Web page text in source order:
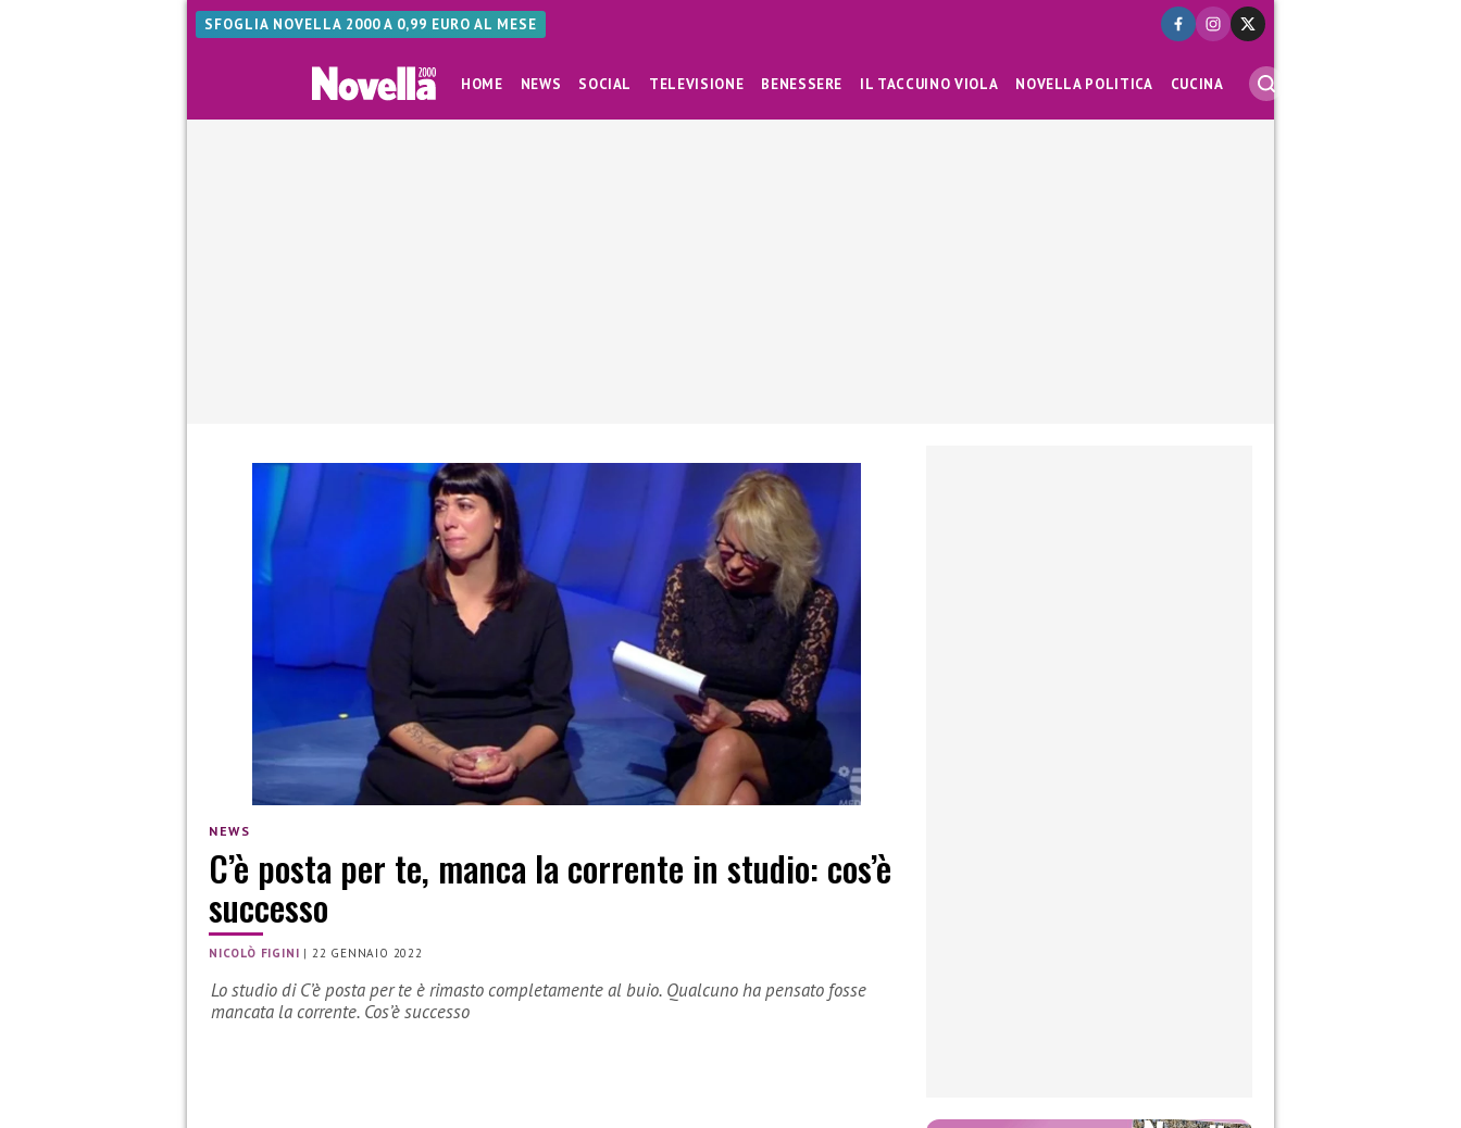
SFOGLIA NOVELLA 2000 A 0,99 EURO AL MESE
HOME NEWS SOCIAL TELEVISIONE BENESSERE IL TACCUINO VIOLA NOVELLA POLITICA CUCINA
NEWS
C’è posta per te, manca la corrente in studio: cos’è
successo
NICOLÒ FIGINI | 22 GENNAIO 2022
Lo studio di C’è posta per te è rimasto completamente al buio. Qualcuno ha pensato fosse
mancata la corrente. Cos’è successo